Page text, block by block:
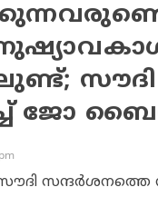
ജോ
സന്ദര്‍ശനത്തെ